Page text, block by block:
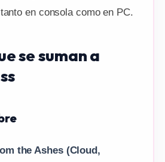
en consola como en PC.
se suman a
the Ashes (Cloud,